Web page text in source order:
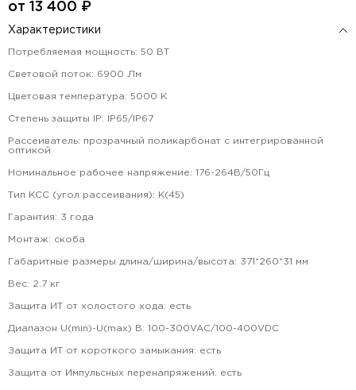
от 13 400 ₽
Характеристики
Потребляемая мощность: 50 ВТ
Световой поток: 6900 Лм
Цветовая температура: 5000 К
Степень защиты IP: IP65/IP67
Рассеиватель: прозрачный поликарбонат с интегрированной
оптикой
Номинальное рабочее напряжение: 176-264В/50Гц
Тип КСС (угол рассеивания): К(45)
Гарантия: 3 года
Монтаж: скоба
Габаритные размеры длина/ширина/высота: 371*260*31 мм
Вес: 2.7 кг
Защита ИТ от холостого хода: есть
Диапазон U(min)-U(max) В: 100-300VAC/100-400VDC
Защита ИТ от короткого замыкания: есть
Защита от Импульсных перенапряжений: есть